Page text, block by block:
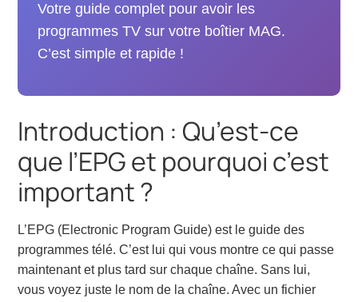
Votre guide complet pour avoir les
programmes TV sur votre boîtier MAG.
C’est simple et rapide !
Introduction : Qu’est-ce
que l’EPG et pourquoi c’est
important ?
L’EPG (Electronic Program Guide) est le guide des
programmes télé. C’est lui qui vous montre ce qui passe
maintenant et plus tard sur chaque chaîne. Sans lui,
vous voyez juste le nom de la chaîne. Avec un fichier